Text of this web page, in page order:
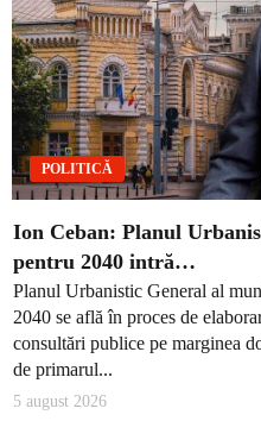
POLITICĂ
Ion Ceban: Planul
pentru 2040 intră…
Planul Urbanistic General al
2040 se află în proces de
consultări publice pe marginea
de primarul...
5 august 2026